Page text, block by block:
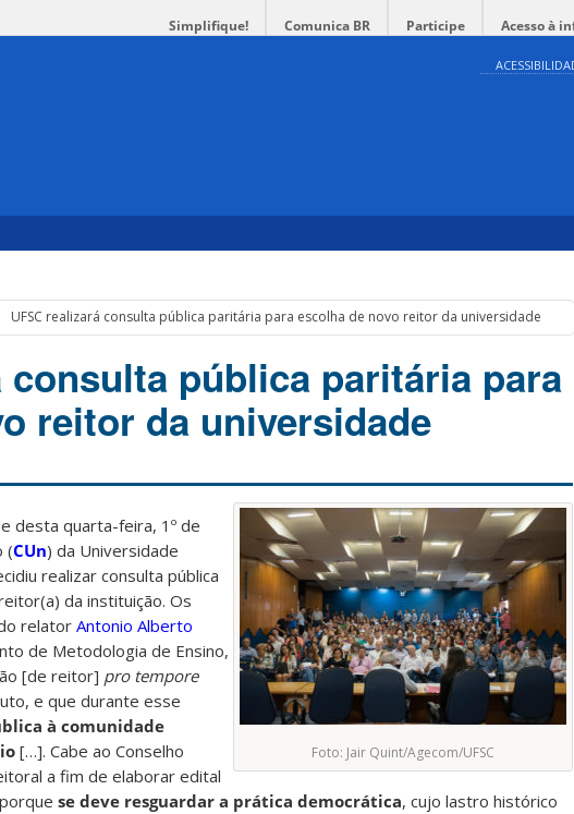
Simplifique! Comunica BR Participe Acesso à
UFSC realizará consulta pública paritária para escolha de novo reitor da universidade
consulta pública paritária para
reitor da universidade
Foto: Jair Quint/Agecom/UFSC
desta quarta-feira, 1º de
(CUn) da Universidade
realizar consulta pública
da instituição. Os
relator Antonio Alberto
de Metodologia de Ensino,
[de reitor] pro tempore
e que durante esse
à comunidade
[…]. Cabe ao Conselho
a fim de elaborar edital
se deve resguardar a prática democrática, cujo lastro histórico